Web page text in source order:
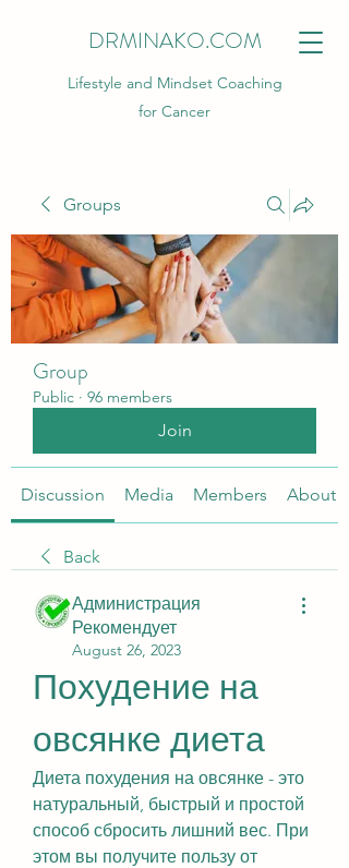
DRMINAKO.COM
Lifestyle and Mindset Coaching
for Cancer
Groups
Group
Public · 96 members
Join
Discussion Media Members About
Back
Администрация
Рекомендует
August 26, 2023
Похудение на
овсянке диета
Диета похудения на овсянке - это
натуральный, быстрый и простой
способ сбросить лишний вес. При
этом вы получите пользу от